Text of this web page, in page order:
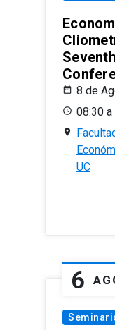
8 de
08:30
UC
6